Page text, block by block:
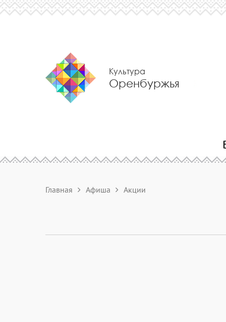
Культура
Оренбуржья
Главная Афиша Акции